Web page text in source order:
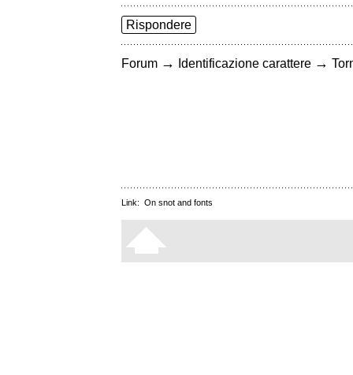
Rispondere
Forum → Identificazione carattere →
Link: On snot and fonts